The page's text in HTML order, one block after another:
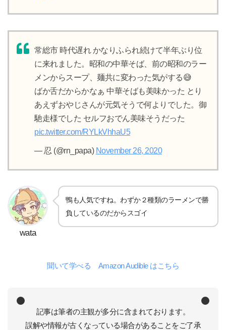
常総市 時代遅れ かなりふられ続けて半年ぶり位
に来れました。昭和の中華そば、前の昭和のラー
メンからスープ、麺共に変わった気がする😅
ばか舌だからかなぁ 中華そばも美味かった とり
あえずおやじさんが元気そうで何よりでした。御
馳走様でした セルフおでん美味そうだった
pic.twitter.com/RYLkVhhaU5
— 忍 (@rn_papa) November 26, 2020
wata
鴨も人気ですね。わずか２種類のラーメンで勝
負しているのだからスゴイ
聞いて学べる Amazon Audible はこちら
記事は筆者の主観が多分に含まれております。
誤解や情報が古くなっている場合があることをご了承